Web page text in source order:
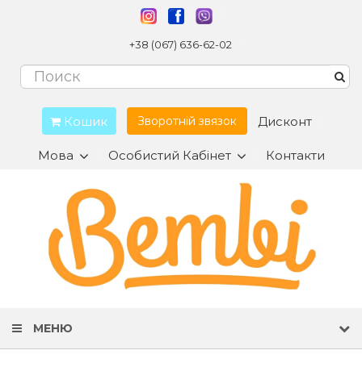
+38 (067) 636-62-02
Кошик Зворотній звязок Дисконт
Мова Особистий Кабінет Контакти
МЕНЮ